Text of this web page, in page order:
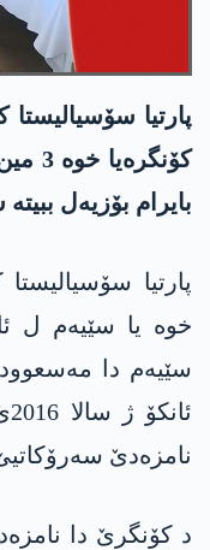
پارتیا
بایرام بۆزیەل
پارتیا
خوە یا سێیەم ل
سێیەم دا
نامزەدێ
د کۆنگرێ دا